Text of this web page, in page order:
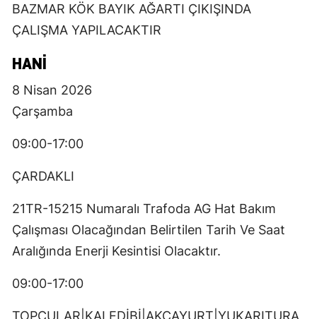
BAZMAR KÖK BAYIK AĞARTI ÇIKIŞINDA
ÇALIŞMA YAPILACAKTIR
HANI
8 Nisan 2026
Çarşamba
09:00-17:00
ÇARDAKLI
21TR-15215 Numaralı Trafoda AG Hat Bakım
Çalışması Olacağından Belirtilen Tarih Ve Saat
Aralığında Enerji Kesintisi Olacaktır.
09:00-17:00
TOPÇULAR|KALEDİBİ|AKÇAYURT|YUKARITURA